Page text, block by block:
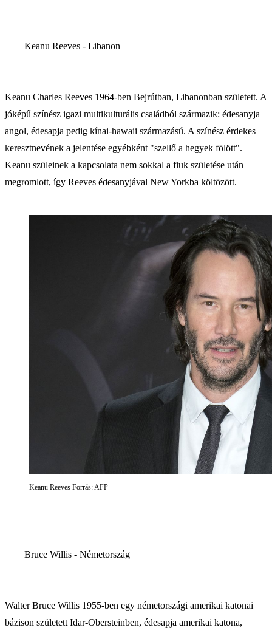
Keanu Reeves - Libanon
Keanu Charles Reeves 1964-ben Bejrútban, Libanonban született. A
jóképű színész igazi multikulturális családból származik: édesanyja
angol, édesapja pedig kínai-hawaii származású. A színész érdekes
keresztnevének a jelentése egyébként "szellő a hegyek fölött".
Keanu szüleinek a kapcsolata nem sokkal a fiuk születése után
megromlott, így Reeves édesanyjával New Yorkba költözött.
Keanu Reeves Forrás: AFP
Bruce Willis - Németország
Walter Bruce Willis 1955-ben egy németországi amerikai katonai
bázison született Idar-Obersteinben, édesapja amerikai katona,